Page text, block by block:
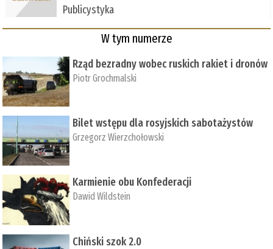
Publicystyka
W tym numerze
Rząd bezradny wobec ruskich rakiet i dronów
Piotr Grochmalski
Bilet wstępu dla rosyjskich sabotażystów
Grzegorz Wierzchołowski
Karmienie obu Konfederacji
Dawid Wildstein
Chiński szok 2.0